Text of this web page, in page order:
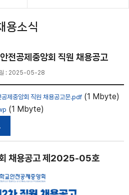
용소식
전공제중앙회 직원 채용공고
일 : 2025-05-28
제중앙회 직원 채용공고문.pdf (1 Mbyte)
(1 Mbyte)
채용공고 제2025-05호